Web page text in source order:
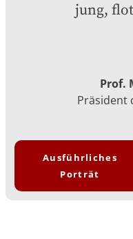
jung,
Prof.
Präsident
Ausführliches
Porträt